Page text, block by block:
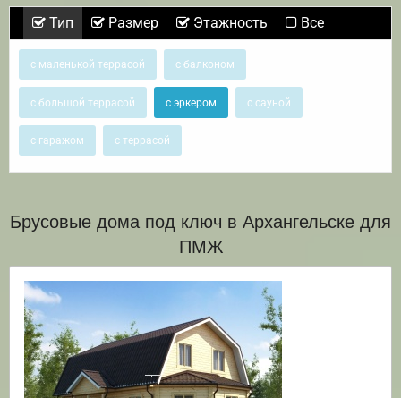
Тип Размер Этажность Все
с маленькой террасой с балконом
с большой террасой с эркером с сауной
с гаражом с террасой
Брусовые дома под ключ в Архангельске для
ПМЖ